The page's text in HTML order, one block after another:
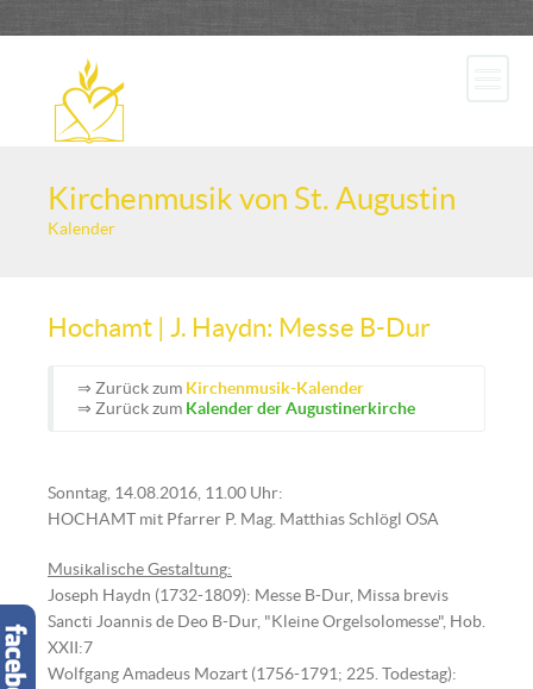
Kirchenmusik von St. Augustin
Kalender
Hochamt | J. Haydn: Messe B-Dur
⇒ Zurück zum Kirchenmusik-Kalender
⇒ Zurück zum Kalender der Augustinerkirche
Sonntag, 14.08.2016, 11.00 Uhr:
HOCHAMT mit Pfarrer P. Mag. Matthias Schlögl OSA
Musikalische Gestaltung:
Joseph Haydn (1732-1809): Messe B-Dur, Missa brevis
Sancti Joannis de Deo B-Dur, "Kleine Orgelsolomesse", Hob.
XXII:7
Wolfgang Amadeus Mozart (1756-1791; 225. Todestag):